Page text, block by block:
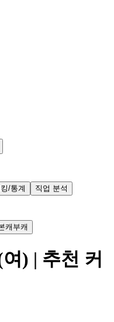
/통계
직업 분석
캐부캐
) | 추천 커